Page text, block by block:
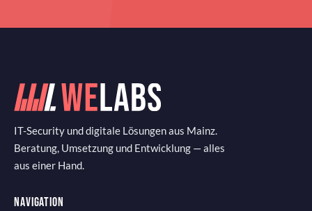
IT-Security und digitale Lösungen aus Mainz.
Beratung, Umsetzung und Entwicklung — alles
aus einer Hand.
NAVIGATION